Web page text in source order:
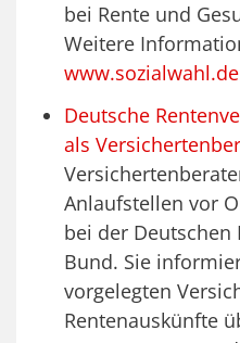
bei Rente und
Weitere
www.sozialwahl.de
Deutsche
als
Anlaufstellen vor
bei der Deutschen
Bund. Sie
vorgelegten
Rentenauskünfte